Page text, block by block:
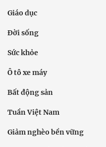
Giáo dục
Đời sống
Sức khỏe
Ô tô xe máy
Bất động sản
Tuần Việt Nam
Giảm nghèo bền vững